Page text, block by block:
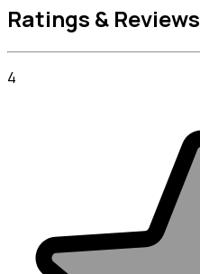
Ratings & Reviews
4